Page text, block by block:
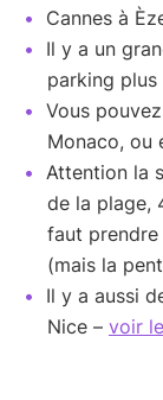
Cannes à
Il y a un
parking
Vous
Monaco, ou
Attention la
de la plage,
faut prendre
(mais la
Il y a aussi
Nice – voir